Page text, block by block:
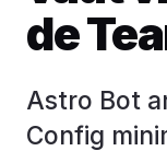
de
Astro Bot
Config